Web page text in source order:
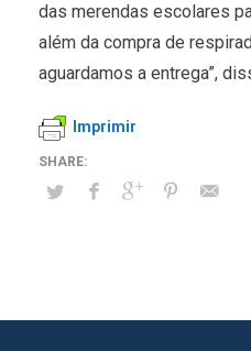
das merendas escolares
além da compra de
aguardamos a entrega”,
Imprimir